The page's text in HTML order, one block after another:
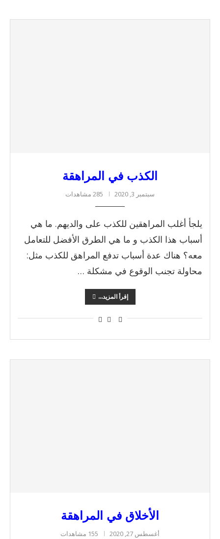
الكذب في المراهقة
سبتمبر 3, 2020 285 مشاهدات
يلجأ أغلب المراهقين للكذب على والديهم. ما هي
أسباب هذا الكذب و ما هي الطرق الأفضل للتعامل
معه؟ هناك عدة أسباب تدفع المراهق للكذب مثل:
محاولة تجنب الوقوع في مشكلة …
إقرأ المزيد...
الأخلاق في المراهقة
أغسطس 27, 2020 155 مشاهدات